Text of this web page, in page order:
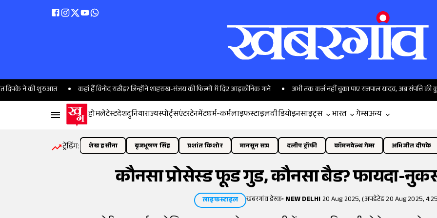
कहां हैं विनोद राठौड़? जिन्होंने शाहरुख-संजय की फिल्मों में दिए आइकॉनिक गाने अभी तक कर्ज नहीं चुका पाए राजपाल यादव, अब संपत्ति की कुर्की हो जाएगी?
होमलेटेस्टदेशदुनियाराज्यस्पोर्ट्सएंटरटेनमेंटधर्म-कर्मलाइफस्टाइलवीडियोइनसाइट्स भारत गेम्सअन्य
ट्रेंडिंग: शेख हसीना बृजभूषण सिंह प्रशांत किशोर मानसून सत्र दलीप ट्रॉफी कॉमनवेल्थ गेम्स अभिजीत दीपके
कौनसा प्रोसेस्ड फूड गुड, कौनसा बैड? फायदा-
लाइफस्टाइल खबरगांव डेस्क•NEW DELHI20 Aug 2025, (अपडेटेड 20 Aug 2025,